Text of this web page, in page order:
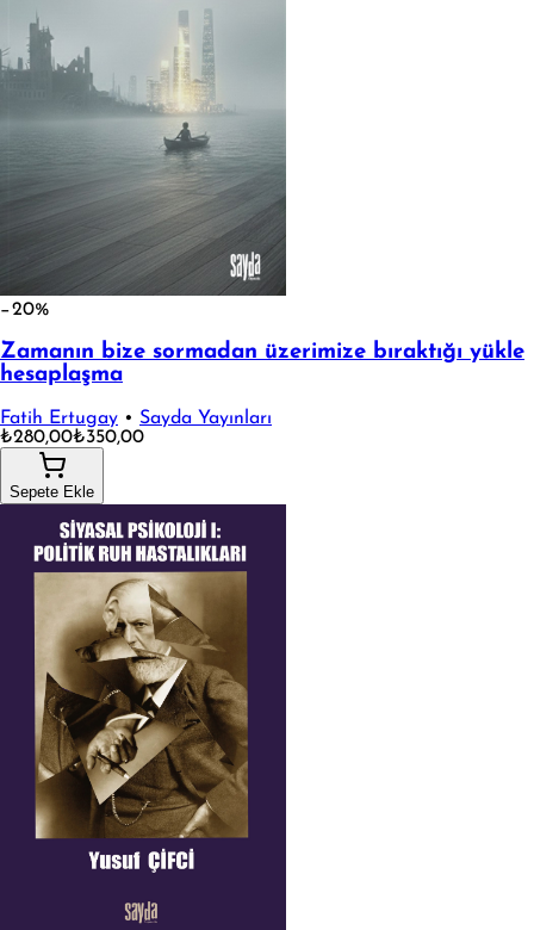
−20%
Zamanın bize sormadan üzerimize bıraktığı yükle
hesaplaşma
Fatih Ertugay • Sayda Yayınları
₺280,00₺350,00
Sepete Ekle